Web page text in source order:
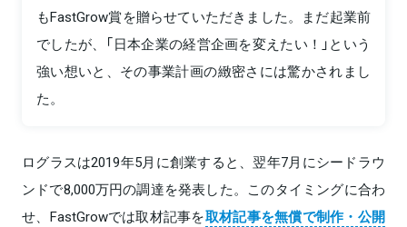
もFastGrow賞を贈らせていただきました。まだ起業前
でしたが、「日本企業の経営企画を変えたい！」という
強い想いと、その事業計画の緻密さには驚かされまし
た。
ログラスは2019年5月に創業すると、翌年7月にシードラウ
ンドで8,000万円の調達を発表した。このタイミングに合わ
せ、FastGrowでは取材記事を取材記事を無償で制作・公開